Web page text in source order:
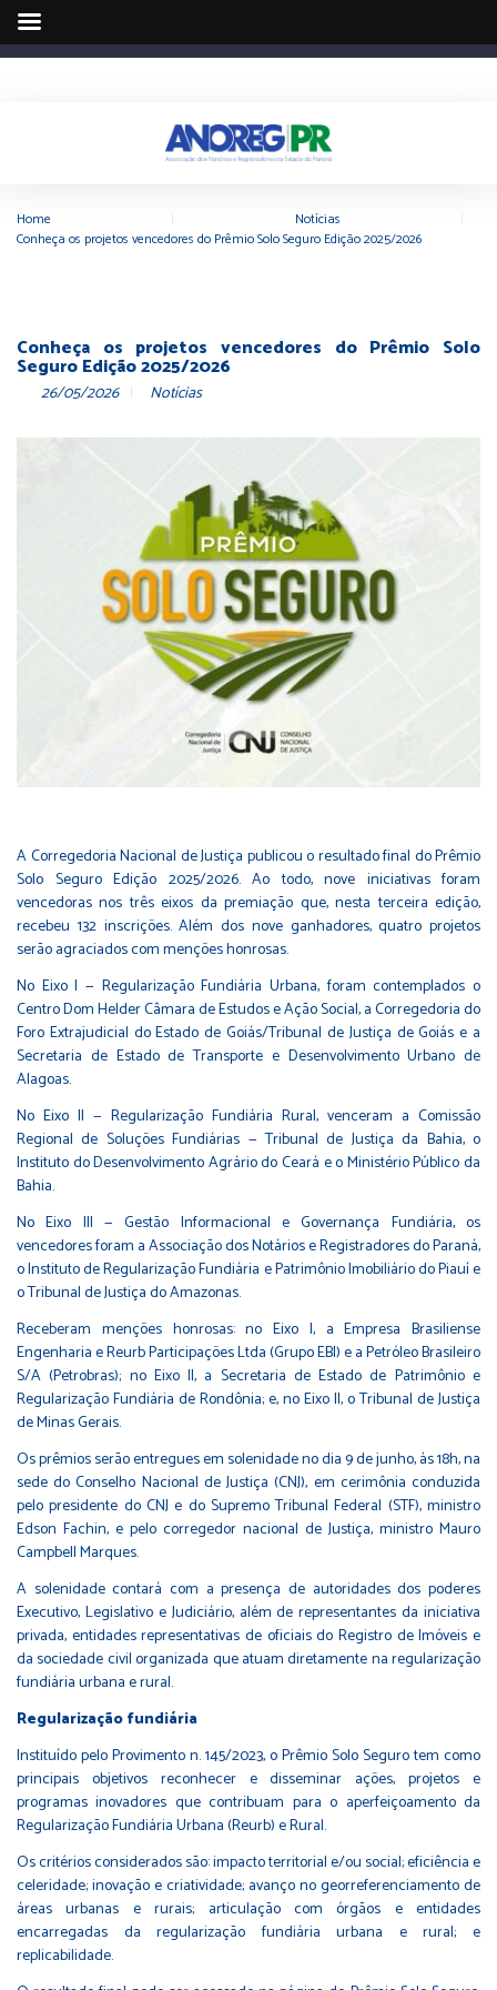
Home Notícias
Conheça os projetos vencedores do Prêmio Solo Seguro Edição 2025/2026
Conheça os projetos vencedores do Prêmio Solo
Seguro Edição 2025/2026
26/05/2026 Notícias
A Corregedoria Nacional de Justiça publicou o resultado final doPrêmio
Solo Seguro Edição 2025/2026. Ao todo, nove iniciativas foram
vencedoras nos três eixos da premiação que, nesta terceira edição,
recebeu 132 inscrições. Além dos nove ganhadores, quatro projetos
serão agraciados com menções honrosas.
No Eixo I — Regularização Fundiária Urbana, foram contemplados o
Centro Dom Helder Câmara de Estudos e Ação Social, a Corregedoria do
Foro Extrajudicial do Estado de Goiás/Tribunal de Justiça de Goiás e a
Secretaria de Estado de Transporte e Desenvolvimento Urbano de
Alagoas.
No Eixo II — Regularização Fundiária Rural, venceram a Comissão
Regional de Soluções Fundiárias — Tribunal de Justiça da Bahia, o
Instituto do Desenvolvimento Agrário do Ceará e o Ministério Público da
Bahia.
No Eixo III — Gestão Informacional e Governança Fundiária, os
vencedores foram a Associação dos Notários e Registradores do Paraná,
o Instituto de Regularização Fundiária e Patrimônio Imobiliário do Piauí e
o Tribunal de Justiça do Amazonas.
Receberam menções honrosas: no Eixo I, a Empresa Brasiliense
Engenharia e Reurb Participações Ltda (Grupo EBI) e a Petróleo Brasileiro
S/A (Petrobras); no Eixo II, a Secretaria de Estado de Patrimônio e
Regularização Fundiária de Rondônia; e, no Eixo II, o Tribunal de Justiça
de Minas Gerais.
Os prêmios serão entregues em solenidade no dia 9 de junho, às 18h, na
sede do Conselho Nacional de Justiça (CNJ), em cerimônia conduzida
pelo presidente do CNJ e do Supremo Tribunal Federal (STF), ministro
Edson Fachin, e pelo corregedor nacional de Justiça, ministro Mauro
Campbell Marques.
A solenidade contará com a presença de autoridades dos poderes
Executivo, Legislativo e Judiciário, além de representantes da iniciativa
privada, entidades representativas de oficiais do Registro de Imóveis e
da sociedade civil organizada que atuam diretamente na regularização
fundiária urbana e rural.
Regularização fundiária
Instituído peloProvimento n. 145/2023, o Prêmio Solo Seguro tem como
principais objetivos reconhecer e disseminar ações, projetos e
programas inovadores que contribuam para o aperfeiçoamento da
Regularização Fundiária Urbana (Reurb) e Rural.
Os critérios considerados são: impacto territorial e/ou social; eficiência e
celeridade; inovação e criatividade; avanço no georreferenciamento de
áreas urbanas e rurais; articulação com órgãos e entidades
encarregadas da regularização fundiária urbana e rural; e
replicabilidade.